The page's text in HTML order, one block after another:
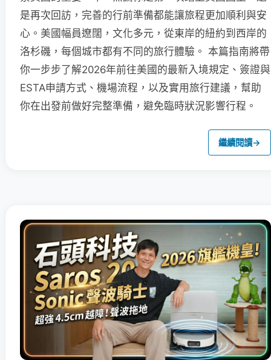
是再次回訪，完善的行前準備都能讓旅程更加順利與安
心。美國幅員遼闊，文化多元，從東岸的紐約到西岸的
洛杉磯，每個城市都有不同的旅行體驗。 本篇指南將帶
你一步步了解2026年前往美國的最新入境規定、簽證與
ESTA申請方式、機場流程，以及實用旅行建議，幫助
你在出發前做好完整準備，避免臨時狀況影響行程。
繼續閱讀→